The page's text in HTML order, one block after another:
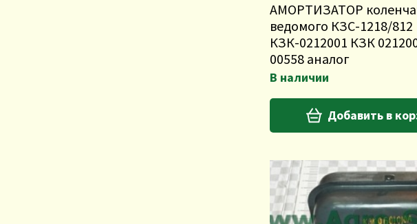
АМОРТИЗАТОР
ведомого КЗС-1218/812
КЗК-0212001 КЗК
00558 аналог
В наличии
Добавить в